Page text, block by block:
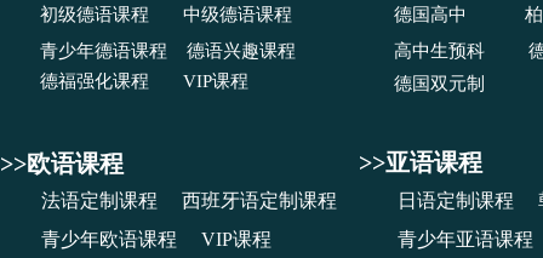
日语定制课程
青少年亚语课程
初级德语课程
中级德语课程
青少年德语课程
德语兴趣课程
德福强化课程
VIP课程
德国高中
高中生预科
德国双元制
>>亚语课程
>>欧语课程
法语定制课程
西班牙语定制课程
青少年欧语课程
VIP课程